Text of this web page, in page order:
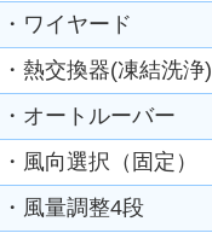
・ワイヤード
・熱交換器(凍結洗浄)
・オートルーバー
・風向選択（固定）
・風量調整4段